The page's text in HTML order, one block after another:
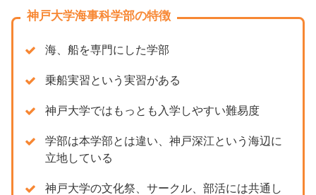
神戸大学海事科学部の特徴
海、船を専門にした学部
乗船実習という実習がある
神戸大学ではもっとも入学しやすい難易度
学部は本学部とは違い、神戸深江という海辺に
立地している
神戸大学の文化祭、サークル、部活には共通し